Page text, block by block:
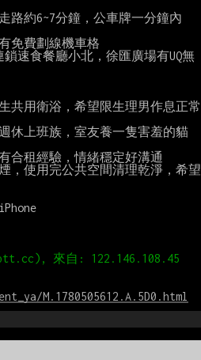
路約6~7分鐘，公車牌一分鐘內
免費劃線機車格
速食餐廳小北，徐匯廣場有UQ無
共用衛浴，希望限生理男作息正常
休上班族，室友養一隻害羞的貓
合租經驗，情緒穩定好溝通
，使用完公共空間清理乾淨，希望
來自: 122.146.108.45
M.1780505612.A.5D0.html